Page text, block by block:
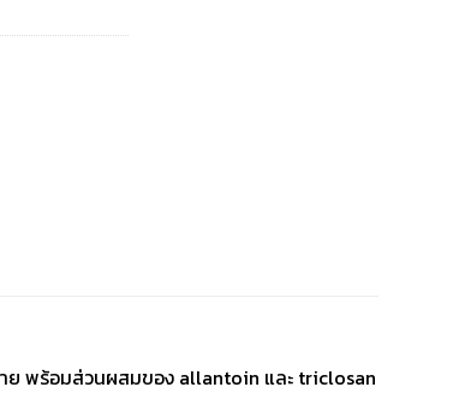
ย พร้อมส่วนผสมของ allantoin และ triclosan